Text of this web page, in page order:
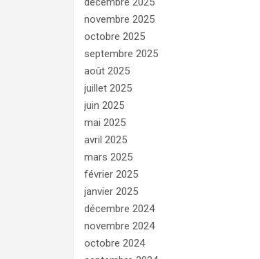
novembre 2025
octobre 2025
septembre 2025
août 2025
juillet 2025
juin 2025
mai 2025
avril 2025
mars 2025
février 2025
janvier 2025
décembre 2024
novembre 2024
octobre 2024